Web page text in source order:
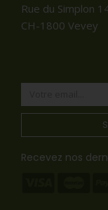
Rue du Simplon
CH-1800 Vevey
Recevez nos